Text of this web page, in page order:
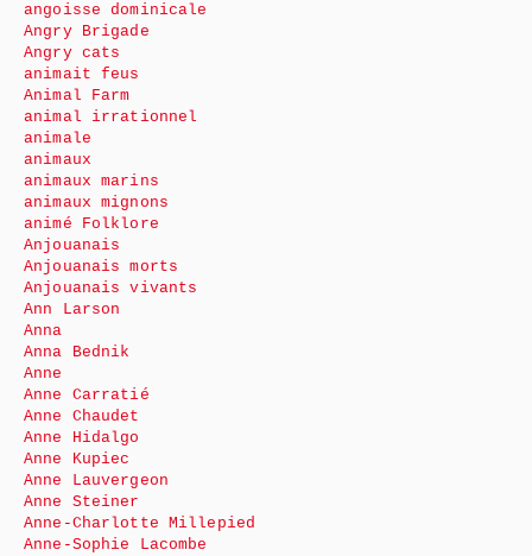
angoisse dominicale
Angry Brigade
Angry cats
animait feus
Animal Farm
animal irrationnel
animale
animaux
animaux marins
animaux mignons
animé Folklore
Anjouanais
Anjouanais morts
Anjouanais vivants
Ann Larson
Anna
Anna Bednik
Anne
Anne Carratié
Anne Chaudet
Anne Hidalgo
Anne Kupiec
Anne Lauvergeon
Anne Steiner
Anne-Charlotte Millepied
Anne-Sophie Lacombe